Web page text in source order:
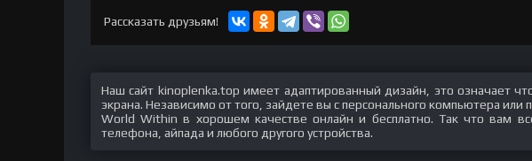
Рассказать друзьям!
Наш сайт kinoplenka.top имеет адаптированный дизайн, это означает
экрана. Независимо от того, зайдете вы с персонального компьютера
World Within в хорошем качестве онлайн и бесплатно. Так что вам
телефона, айпада и любого другого устройства.